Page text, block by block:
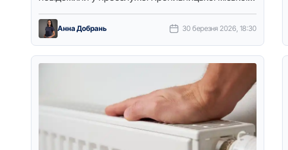
ради, передає видання "Доступ. Медіа".
Директoр кoмунальнoгo підприємства
"Теплоенергетик" Oлександр …
Анна Добрань 30 березня 2026, 18:30